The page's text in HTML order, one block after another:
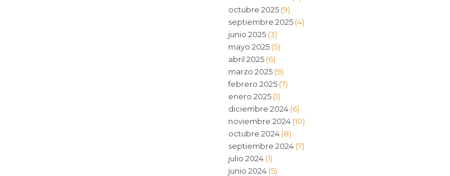
octubre 2025(9)
septiembre 2025(4)
junio 2025(3)
mayo 2025(5)
abril 2025(6)
marzo 2025(9)
febrero 2025(7)
enero 2025(1)
diciembre 2024(6)
noviembre 2024(10)
octubre 2024(8)
septiembre 2024(7)
julio 2024(1)
junio 2024(5)